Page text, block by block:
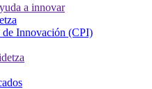
a innovar
Innovación (CPI)